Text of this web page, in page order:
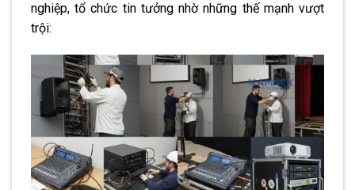
nghiệp, tổ chức tin tưởng nhờ những thế mạnh vượt
trội: